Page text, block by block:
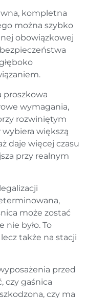
kompletna
można szybko
obowiązkowej
proszkowa
wymagania,
rozwiniętym
większą
daje więcej czasu
przy realnym
może zostać
było. To
także na stacji
przed
czy gaśnica
czy ma